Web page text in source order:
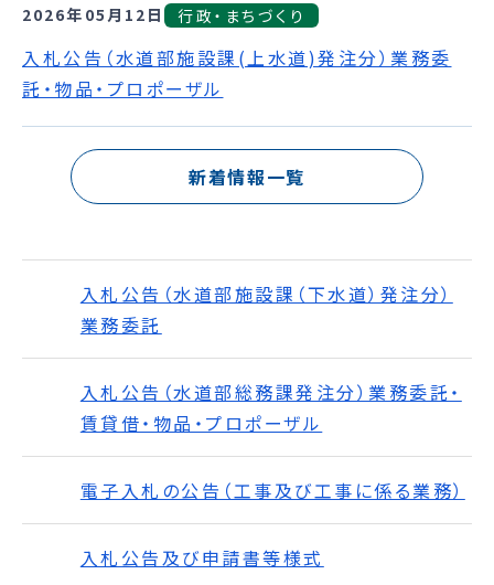
2026年05月12日 行政・まちづくり
入札公告（水道部施設課(上水道)発注分）業務委
託・物品・プロポーザル
新着情報一覧
入札公告（水道部施設課（下水道）発注分）
業務委託
入札公告（水道部総務課発注分）業務委託・
賃貸借・物品・プロポーザル
電子入札の公告（工事及び工事に係る業務）
入札公告及び申請書等様式